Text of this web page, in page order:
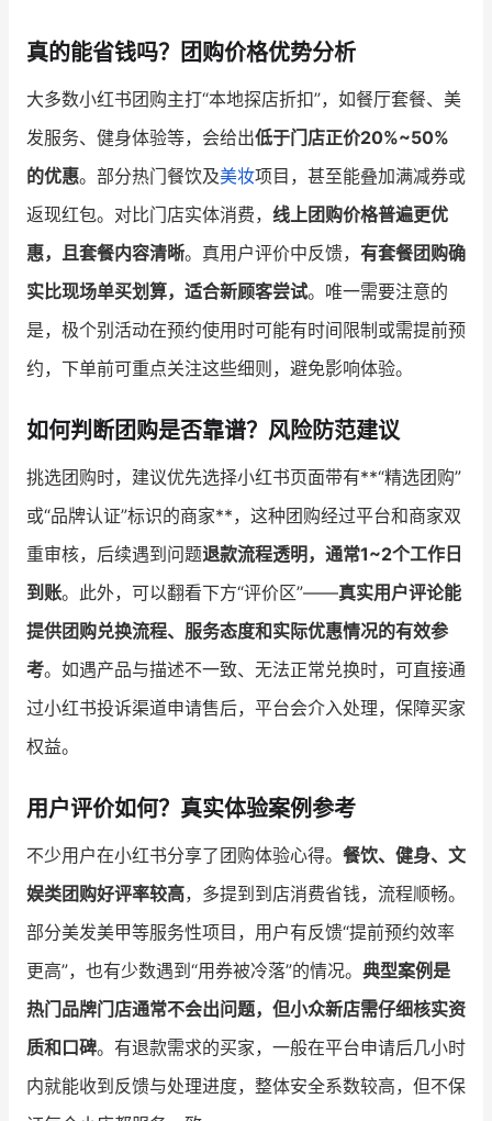
真的能省钱吗？团购价格优势分析
大多数小红书团购主打“本地探店折扣”，如餐厅套餐、美
发服务、健身体验等，会给出低于门店正价20%~50%
的优惠。部分热门餐饮及美妆项目，甚至能叠加满减券或
返现红包。对比门店实体消费， 线上团购价格普遍更优
惠，且套餐内容清晰。真用户评价中反馈， 有套餐团购确
实比现场单买划算，适合新顾客尝试。唯一需要注意的
是，极个别活动在预约使用时可能有时间限制或需提前预
约，下单前可重点关注这些细则，避免影响体验。
如何判断团购是否靠谱？风险防范建议
挑选团购时，建议优先选择小红书页面带有**“精选团购”
或“品牌认证”标识的商家**，这种团购经过平台和商家双
重审核，后续遇到问题退款流程透明，通常1~2个工作日
到账。此外，可以翻看下方“评价区”——真实用户评论能
提供团购兑换流程、服务态度和实际优惠情况的有效参
考。如遇产品与描述不一致、无法正常兑换时，可直接通
过小红书投诉渠道申请售后，平台会介入处理，保障买家
权益。
用户评价如何？真实体验案例参考
不少用户在小红书分享了团购体验心得。 餐饮、健身、文
娱类团购好评率较高，多提到到店消费省钱，流程顺畅。
部分美发美甲等服务性项目，用户有反馈“提前预约效率
更高”，也有少数遇到“用券被冷落”的情况。 典型案例是
热门品牌门店通常不会出问题，但小众新店需仔细核实资
质和口碑。有退款需求的买家，一般在平台申请后几小时
内就能收到反馈与处理进度，整体安全系数较高，但不保